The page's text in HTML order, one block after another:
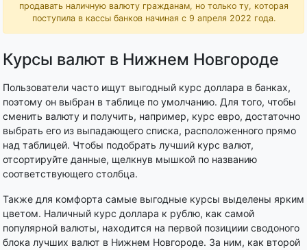
продавать наличную валюту гражданам, но только ту, которая
поступила в кассы банков начиная с 9 апреля 2022 года.
Курсы валют в Нижнем Новгороде
Пользователи часто ищут выгодный курс доллара в банках,
поэтому он выбран в таблице по умолчанию. Для того, чтобы
сменить валюту и получить, например, курс евро, достаточно
выбрать его из выпадающего списка, расположенного прямо
над таблицей. Чтобы подобрать лучший курс валют,
отсортируйте данные, щелкнув мышкой по названию
соответствующего столбца.
Также для комфорта самые выгодные курсы выделены ярким
цветом. Наличный курс доллара к рублю, как самой
популярной валюты, находится на первой позициии сводоного
блока лучших валют в Нижнем Новгороде. За ним, как второй